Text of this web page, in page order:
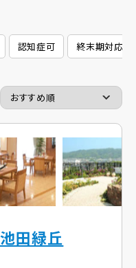
認知症可 終末期対応
田緑丘